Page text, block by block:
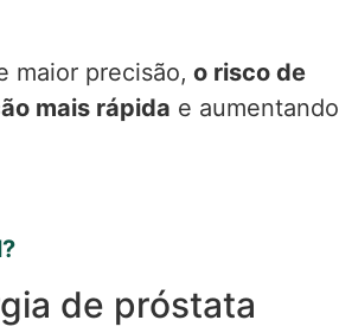
maior precisão, o risco de
mais rápida e aumentando
de próstata